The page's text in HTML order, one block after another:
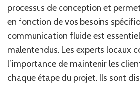
processus de conception et
en fonction de vos besoins
communication fluide est
malentendus. Les experts locaux
l’importance de maintenir les
chaque étape du projet. Ils sont